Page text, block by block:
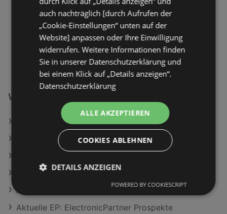
Weiterführende Links
expert Angebote
Vorwerk Angebote
Aktuelle MEDIMAX Prospekte
Aktuelle Vorwerk Prospekte
Aktuelle EP: ElectronicPartner Prospekte
auch nachträglich [durch Aufrufen der
„Cookie-Einstellungen“ unten auf der
Website] anpassen oder Ihre Einwilligung
widerrufen. Weitere Informationen finden
Sie in unserer Datenschutzerklärung und
bei einem Klick auf „Details anzeigen“.
Datenschutzerklärung
ALLE AKZEPTIEREN
COOKIES ABLEHNEN
DETAILS ANZEIGEN
POWERED BY COOKIESCRIPT